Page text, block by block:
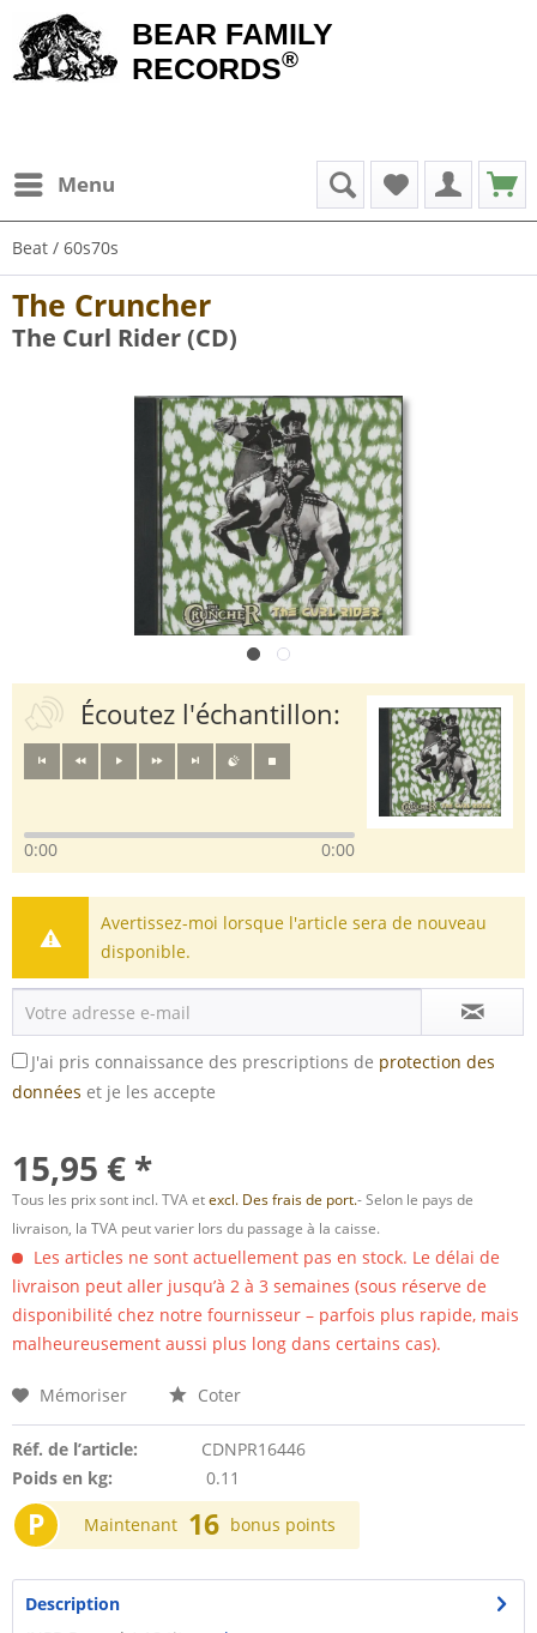
BEAR FAMILY
RECORDS®
Menu
Beat / 60s70s
The Cruncher
The Curl Rider (CD)
Écoutez l'échantillon:
0:00 0:00
Avertissez-moi lorsque l'article sera de nouveau
disponible.
J'ai pris connaissance des prescriptions de protection des
données et je les accepte
15,95 € *
Tous les prix sont incl. TVA etexcl. Des frais de port.- Selon le pays de
livraison, la TVA peut varier lors du passage à la caisse.
Les articles ne sont actuellement pas en stock. Le délai de
livraison peut aller jusqu’à 2 à 3 semaines (sous réserve de
disponibilité chez notre fournisseur – parfois plus rapide, mais
malheureusement aussi plus long dans certains cas).
Mémoriser Coter
Réf. de l’article:
CDNPR16446
Poids en kg:
0.11
P Maintenant 16 bonus points
Description